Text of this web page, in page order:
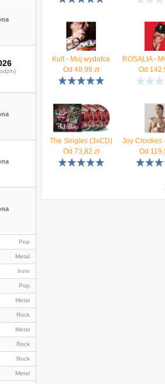
Pop
Metal
Inne
Pop
Metal
Rock
Metal
Rock
Rock
Metal
Kult - Muj wydafca
Od 48,99 zł
Od
The Singles (3xCD)
Od 73,82 zł
Od